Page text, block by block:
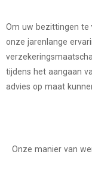
Om uw bezittingen te
onze jarenlange
tijdens het aangaan
advies op maat
Onze manier van